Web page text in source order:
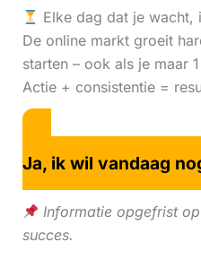
Elke dag dat je wacht,
De online markt groeit
starten – ook als je maar
Actie + consistentie =
Ja, ik wil vandaag
Informatie opgefrist
succes.